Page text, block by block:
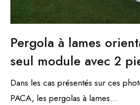
Pergola à lames
seul module avec 2
Dans les cas présentés sur ces
PACA, les pergolas à lames...